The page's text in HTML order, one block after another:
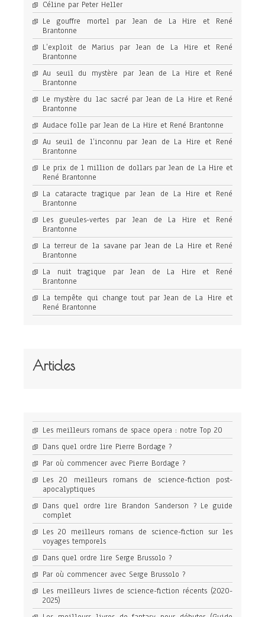
Céline par Peter Heller
Le gouffre mortel par Jean de La Hire et René
Brantonne
L’exploit de Marius par Jean de La Hire et René
Brantonne
Au seuil du mystère par Jean de La Hire et René
Brantonne
Le mystère du lac sacré par Jean de La Hire et René
Brantonne
Audace folle par Jean de La Hire et René Brantonne
Au seuil de l’inconnu par Jean de La Hire et René
Brantonne
Le prix de 1 million de dollars par Jean de La Hire et
René Brantonne
La cataracte tragique par Jean de La Hire et René
Brantonne
Les gueules-vertes par Jean de La Hire et René
Brantonne
La terreur de la savane par Jean de La Hire et René
Brantonne
La nuit tragique par Jean de La Hire et René
Brantonne
La tempête qui change tout par Jean de La Hire et
René Brantonne
Articles
Les meilleurs romans de space opera : notre Top 20
Dans quel ordre lire Pierre Bordage ?
Par où commencer avec Pierre Bordage ?
Les 20 meilleurs romans de science-fiction post-
apocalyptiques
Dans quel ordre lire Brandon Sanderson ? Le guide
complet
Les 20 meilleurs romans de science-fiction sur les
voyages temporels
Dans quel ordre lire Serge Brussolo ?
Par où commencer avec Serge Brussolo ?
Les meilleurs livres de science-fiction récents (2020-
2025)